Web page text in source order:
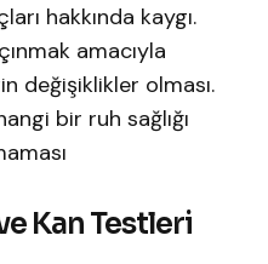
hakkında kaygı.​
amacıyla
değişiklikler olması.
bir ruh sağlığı
Kan Testleri